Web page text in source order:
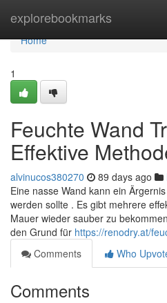
explorebookmarks
Home
Home
1
Feuchte Wand
Effektive
alvinucos380270 89 days ago
Eine nasse Wand kann ein
werden sollte . Es gibt mehrere
Mauer wieder sauber zu
den Grund für https://renodry.at/
Comments
Who
Comments